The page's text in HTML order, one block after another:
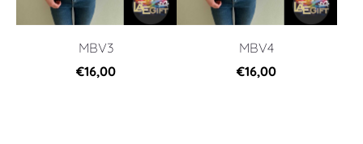
MBV3
€16,00
MBV4
€16,00